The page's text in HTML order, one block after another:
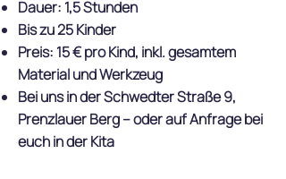
Dauer: 1,5 Stunden
Bis zu 25 Kinder
Preis: 15 € pro Kind, inkl. gesamtem
Material und Werkzeug
Bei uns in der Schwedter Straße 9,
Prenzlauer Berg – oder auf Anfrage bei
euch in der Kita